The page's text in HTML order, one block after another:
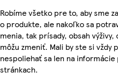
Robíme všetko pre to, aby sme
o produkte, ale nakoľko sa
menia, tak prísady, obsah
môžu zmeniť. Mali by ste si
nespoliehať sa len na
stránkach.